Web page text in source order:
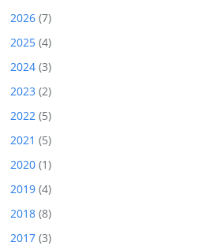
2026(7)
2025(4)
2024(3)
2023(2)
2022(5)
2021 (5)
2020(1)
2019(4)
2018(8)
2017(3)